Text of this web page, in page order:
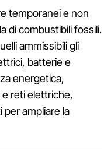
temporanei e non
di combustibili fossili.
ammissibili gli
batterie e
energetica,
reti elettriche,
ampliare la